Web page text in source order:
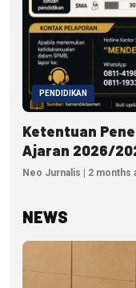
PENDIDIKAN
Ketentuan
Ajaran 2026/
Neo Jurnalis | 2 months
NEWS